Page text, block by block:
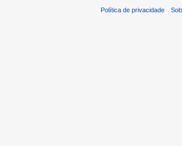
Política de privacidade